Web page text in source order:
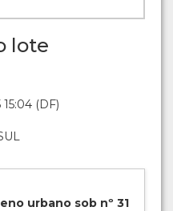
lote
(DF)
urbano sob nº 31